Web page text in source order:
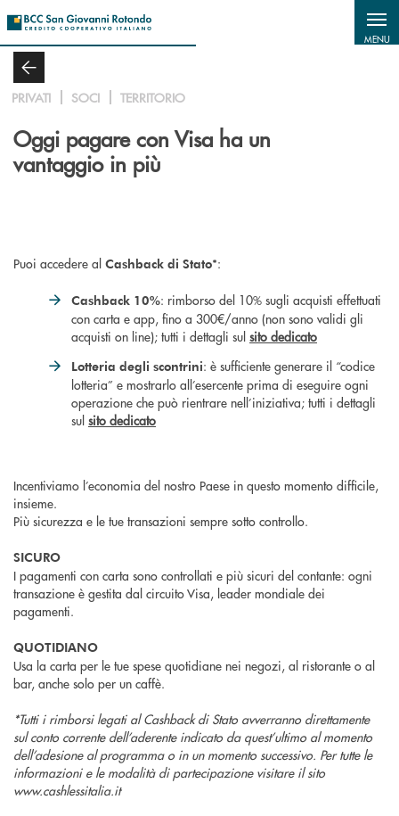
MENU
PRIVATI SOCI TERRITORIO
Oggi pagare con Visa ha un
vantaggio in più
Puoi accedere al Cashback di Stato*:
Cashback 10%: rimborso del 10% sugli acquisti effettuati
con carta e app, fino a 300€/anno (non sono validi gli
acquisti on line); tutti i dettagli sul sito dedicato
Lotteria degli scontrini: è sufficiente generare il “codice
lotteria” e mostrarlo all’esercente prima di eseguire ogni
operazione che può rientrare nell’iniziativa; tutti i dettagli
sul sito dedicato
Incentiviamo l’economia del nostro Paese in questo momento difficile,
insieme.
Più sicurezza e le tue transazioni sempre sotto controllo.
SICURO
I pagamenti con carta sono controllati e più sicuri del contante: ogni
transazione è gestita dal circuito Visa, leader mondiale dei
pagamenti.
QUOTIDIANO
Usa la carta per le tue spese quotidiane nei negozi, al ristorante o al
bar, anche solo per un caffè.
*Tutti i rimborsi legati al Cashback di Stato avverranno direttamente
sul conto corrente dell’aderente indicato da quest’ultimo al momento
dell’adesione al programma o in un momento successivo. Per tutte le
informazioni e le modalità di partecipazione visitare il sito
www.cashlessitalia.it